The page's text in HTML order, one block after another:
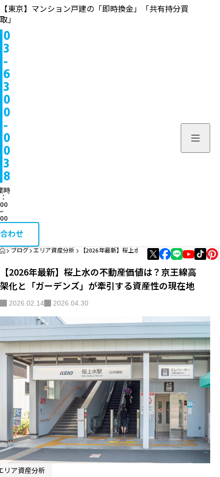
エリア資産分析
購入・リノベガイド
【東京】マンション戸建の「即時換金」「共有持分買
取」
0
3
-
6
3
0
0
-
0
0
3
8
時
わせ
HOME
ブログ エリア資産分析 【2026年最新】桜上水の不動産価値は？京王線高
【2026年最新】桜上水の不動産価値は？京王線高
架化と「ガーデンズ」が牽引する資産性の現在地
2026.02.14 2026.04.30
リア資産分析